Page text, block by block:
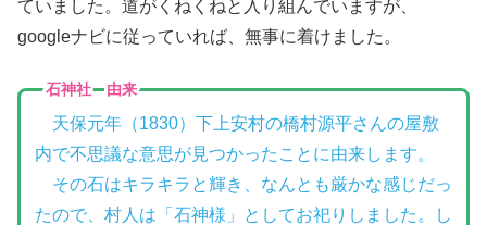
ていました。道がくねくねと入り組んでいますが、
googleナビに従っていれば、無事に着けました。
石神社 由来
天保元年（1830）下上安村の橋村源平さんの屋敷
内で不思議な意思が見つかったことに由来します。
その石はキラキラと輝き、なんとも厳かな感じだっ
たので、村人は「石神様」としてお祀りしました。し